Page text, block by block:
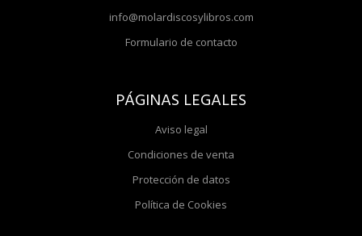
info@molardiscosylibros.com
Formulario de contacto
PÁGINAS LEGALES
Aviso legal
Condiciones de venta
Protección de datos
Política de Cookies